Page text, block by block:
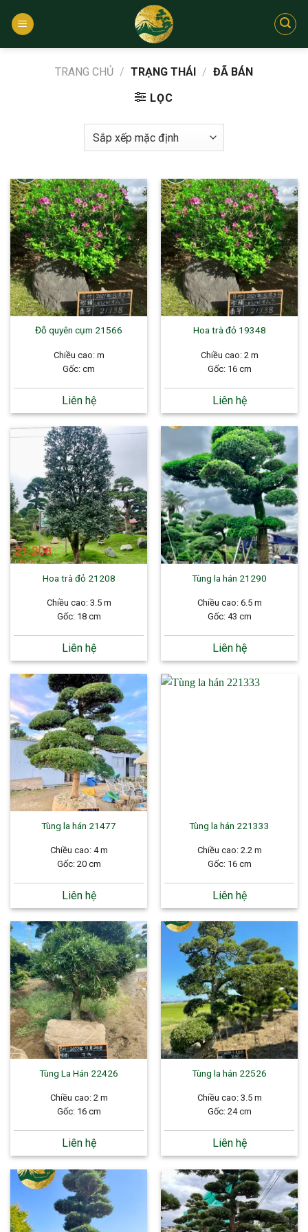
qua
TRANG CHỦ / TRẠNG THÁI / ĐÃ BÁN
LỌC
Đỗ quyên cụm 21566
Chiều cao: m
Gốc: cm
Liên hệ
Hoa trà đỏ 19348
Chiều cao: 2 m
Gốc: 16 cm
Liên hệ
Hoa trà đỏ 21208
Chiều cao: 3.5 m
Gốc: 18 cm
Liên hệ
Tùng la hán 21290
Chiều cao: 6.5 m
Gốc: 43 cm
Liên hệ
Tùng la hán 21477
Chiều cao: 4 m
Gốc: 20 cm
Liên hệ
Tùng la hán 221333
Chiều cao: 2.2 m
Gốc: 16 cm
Liên hệ
Tùng La Hán 22426
Chiều cao: 2 m
Gốc: 16 cm
Liên hệ
Tùng la hán 22526
Chiều cao: 3.5 m
Gốc: 24 cm
Liên hệ